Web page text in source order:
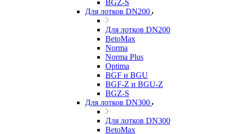
BGZ-S
Для лотков DN200
Для лотков DN200
BetoMax
Norma
Norma Plus
Optima
BGF и BGU
BGF-Z и BGU-Z
BGZ-S
Для лотков DN300
Для лотков DN300
BetoMax